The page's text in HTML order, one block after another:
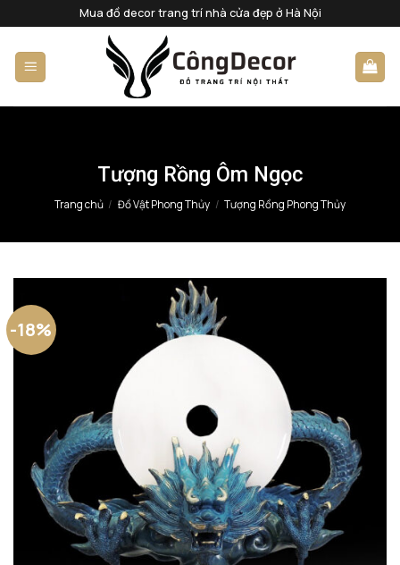
qua
nội
dung
Mua đồ decor trang trí nhà cửa đẹp ở Hà Nội
Tượng Rồng Ôm Ngọc
Trang chủ / Đồ Vật Phong Thủy / Tượng Rồng Phong Thủy
-18%